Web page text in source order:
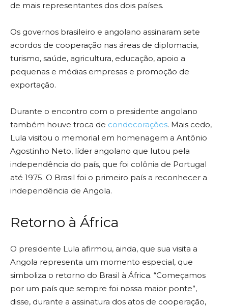
de mais representantes dos dois países.
Os governos brasileiro e angolano assinaram sete
acordos de cooperação nas áreas de diplomacia,
turismo, saúde, agricultura, educação, apoio a
pequenas e médias empresas e promoção de
exportação.
Durante o encontro com o presidente angolano
também houve troca de condecorações. Mais cedo,
Lula visitou o memorial em homenagem a Antônio
Agostinho Neto, líder angolano que lutou pela
independência do país, que foi colônia de Portugal
até 1975. O Brasil foi o primeiro país a reconhecer a
independência de Angola.
Retorno à África
O presidente Lula afirmou, ainda, que sua visita a
Angola representa um momento especial, que
simboliza o retorno do Brasil à África. “Começamos
por um país que sempre foi nossa maior ponte”,
disse, durante a assinatura dos atos de cooperação,